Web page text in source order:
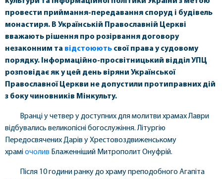
провести приймання-передавання споруд і будівель
монастиря. В Українській Православній Церкві
вважають рішення про розірвання договору
незаконним та відстоюють свої права у судовому
порядку. Інформаційно-просвітницький відділ УПЦ
розповідає як у цей день віряни Української
Православної Церкви не допустили протиправних дій
з боку чиновників Мінкульту.
Вранці у четвер у доступних для молитви храмах Лаври
відбувались великопісні богослужіння. Літургію
Передосвячених Дарів у Хрестовоздвиженському
храміочолив Блаженніший Митрополит Онуфрій.
Після 10 години ранку до храму преподобного Агапіта